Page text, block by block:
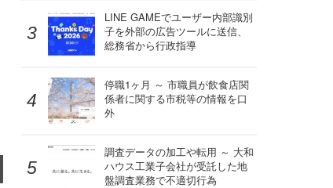
LINE GAMEでユーザー内部識別
子を外部の広告ツールに送信、
総務省から行政指導
停職1ヶ月 ～ 市職員が飲食店関
係者に関する市税等の情報を口
外
調査データの加工や転用 ～ 大和
ハウス工業子会社が受託した地
盤調査業務で不適切行為